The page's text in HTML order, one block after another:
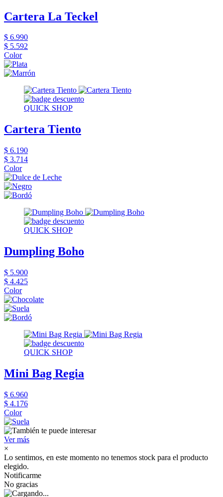
Cartera La Teckel
$ 6.990
$ 5.592
Color
QUICK SHOP
Cartera Tiento
$ 6.190
$ 3.714
Color
QUICK SHOP
Dumpling Boho
$ 5.900
$ 4.425
Color
QUICK SHOP
Mini Bag Regia
$ 6.960
$ 4.176
Color
Ver más
×
Lo sentimos, en este momento no tenemos stock para el producto
elegido.
Notificarme
No gracias